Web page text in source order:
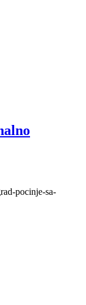
pocinje-sa-